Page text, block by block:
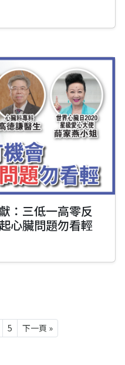
：三低一高零反
心臟問題勿看輕
5 下一頁 »